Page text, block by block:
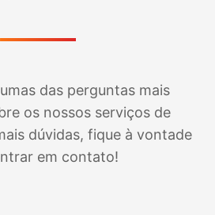
das perguntas mais
os nossos serviços de
dúvidas, fique à vontade
em contato!